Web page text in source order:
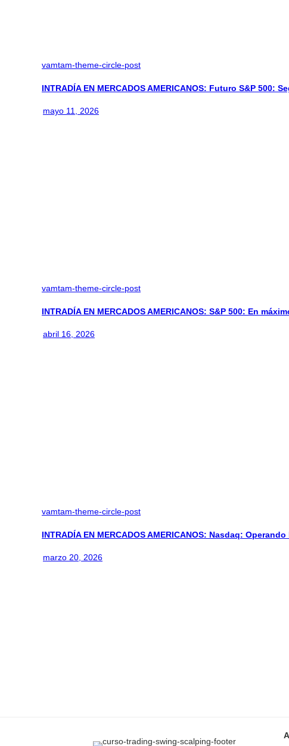
vamtam-theme-circle-post
INTRADÍA EN MERCADOS AMERICANOS: Futuro S&P 500:
mayo 11, 2026
vamtam-theme-circle-post
INTRADÍA EN MERCADOS AMERICANOS: S&P 500: En
abril 16, 2026
vamtam-theme-circle-post
INTRADÍA EN MERCADOS AMERICANOS: Nasdaq:
marzo 20, 2026